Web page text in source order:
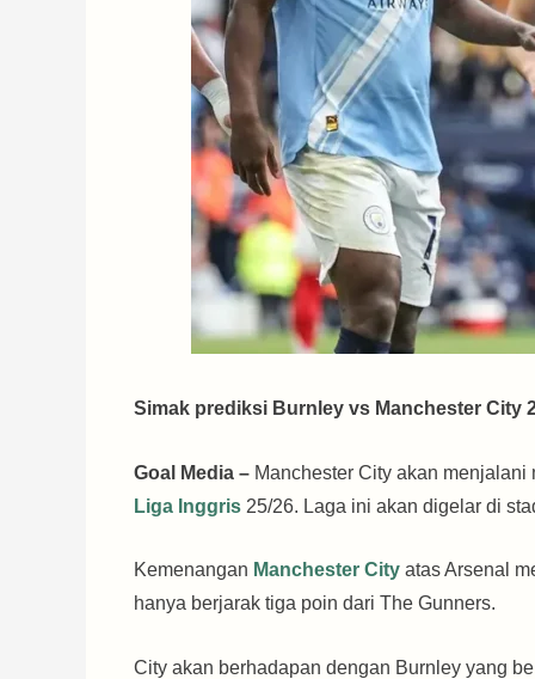
Simak prediksi Burnley vs Manchester City
Goal Media – Manchester City akan
Liga Inggris 25/26. Laga ini akan digelar di
Kemenangan Manchester City atas Arsenal
hanya berjarak tiga poin dari The Gunners.
City akan berhadapan dengan Burnley yang